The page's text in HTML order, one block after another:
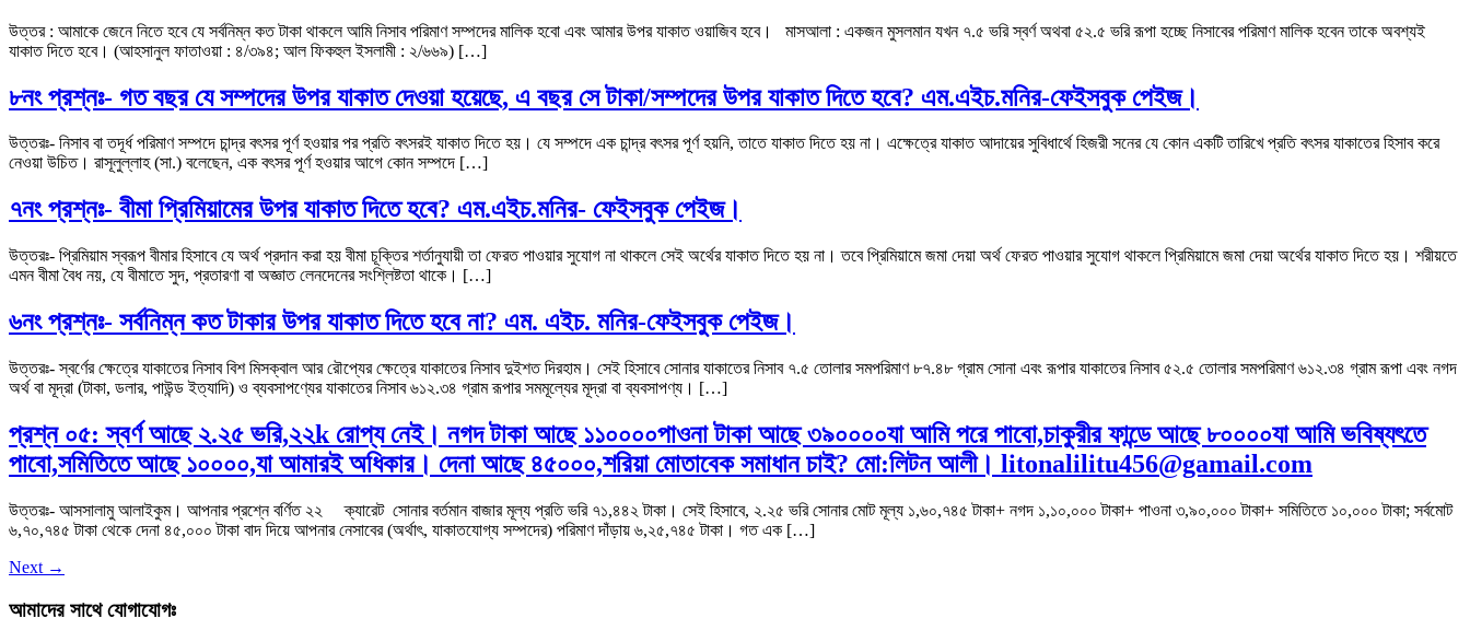
উত্তর : আমাকে জেনে নিতে হবে যে সর্বনিম্ন কত টাকা থাকলে আমি নিসাব পরিমাণ সম্পদের মালিক হবো এবং আমার উপর যাকাত ওয়াজিব হবে। মাসআলা : একজন মুসলমান যখন ৭.৫ ভরি স্বর্ণ অথবা ৫২.৫ ভরি রূপা হচ্ছে নিসাবের পরিমাণ মালিক হবেন তাকে অবশ্যই
যাকাত দিতে হবে। (আহসানুল ফাতাওয়া : ৪/৩৯৪; আল ফিকহুল ইসলামী : ২/৬৬৯) […]
৮নং প্রশ্নঃ- গত বছর যে সম্পদের উপর যাকাত দেওয়া হয়েছে, এ বছর সে টাকা/সম্পদের উপর যাকাত দিতে হবে? এম.এইচ.মনির-ফেইসবুক পেইজ।
উত্তরঃ- নিসাব বা তদূর্ধ পরিমাণ সম্পদে চান্দ্র বৎসর পূর্ণ হওয়ার পর প্রতি বৎসরই যাকাত দিতে হয়। যে সম্পদে এক চান্দ্র বৎসর পূর্ণ হয়নি, তাতে যাকাত দিতে হয় না। এক্ষেত্রে যাকাত আদায়ের সুবিধার্থে হিজরী সনের যে কোন একটি তারিখে প্রতি বৎসর যাকাতের হিসাব করে
নেওয়া উচিত। রাসূলুল্লাহ (সা.) বলেছেন, এক বৎসর পূর্ণ হওয়ার আগে কোন সম্পদে […]
৭নং প্রশ্নঃ- বীমা প্রিমিয়ামের উপর যাকাত দিতে হবে? এম.এইচ.মনির- ফেইসবুক পেইজ।
উত্তরঃ- প্রিমিয়াম স্বরূপ বীমার হিসাবে যে অর্থ প্রদান করা হয় বীমা চূক্তির শর্তানুযায়ী তা ফেরত পাওয়ার সুযোগ না থাকলে সেই অর্থের যাকাত দিতে হয় না। তবে প্রিমিয়ামে জমা দেয়া অর্থ ফেরত পাওয়ার সুযোগ থাকলে প্রিমিয়ামে জমা দেয়া অর্থের যাকাত দিতে হয়। শরীয়তে
এমন বীমা বৈধ নয়, যে বীমাতে সুদ, প্রতারণা বা অজ্ঞাত লেনদেনের সংশ্লিষ্টতা থাকে। […]
৬নং প্রশ্নঃ- সর্বনিম্ন কত টাকার উপর যাকাত দিতে হবে না? এম. এইচ. মনির-ফেইসবুক পেইজ।
উত্তরঃ- স্বর্ণের ক্ষেত্রে যাকাতের নিসাব বিশ মিসক্বাল আর রৌপ্যের ক্ষেত্রে যাকাতের নিসাব দুইশত দিরহাম। সেই হিসাবে সোনার যাকাতের নিসাব ৭.৫ তোলার সমপরিমাণ ৮৭.৪৮ গ্রাম সোনা এবং রূপার যাকাতের নিসাব ৫২.৫ তোলার সমপরিমাণ ৬১২.৩৪ গ্রাম রূপা এবং নগদ
অর্থ বা মূদ্রা (টাকা, ডলার, পাউন্ড ইত্যাদি) ও ব্যবসাপণ্যের যাকাতের নিসাব ৬১২.৩৪ গ্রাম রূপার সমমূল্যের মূদ্রা বা ব্যবসাপণ্য। […]
প্রশ্ন ০৫: স্বর্ণ আছে ২.২৫ ভরি,২২k রোপ্য নেই। নগদ টাকা আছে ১১০০০০পাওনা টাকা আছে ৩৯০০০০যা আমি পরে পাবো,চাকুরীর ফান্ডে আছে ৮০০০০যা আমি ভবিষ্যৎতে
পাবো,সমিতিতে আছে ১০০০০,যা আমারই অধিকার। দেনা আছে ৪৫০০০,শরিয়া মোতাবেক সমাধান চাই? মো:লিটন আলী। litonalilitu456@gamail.com
উত্তরঃ- আসসালামু আলাইকুম। আপনার প্রশ্নে বর্ণিত ২২ ক্যারেট সোনার বর্তমান বাজার মূল্য প্রতি ভরি ৭১,৪৪২ টাকা। সেই হিসাবে, ২.২৫ ভরি সোনার মোট মূল্য ১,৬০,৭৪৫ টাকা+ নগদ ১,১০,০০০ টাকা+ পাওনা ৩,৯০,০০০ টাকা+ সমিতিতে ১০,০০০ টাকা; সর্বমোট
৬,৭০,৭৪৫ টাকা থেকে দেনা ৪৫,০০০ টাকা বাদ দিয়ে আপনার নেসাবের (অর্থাৎ, যাকাতযোগ্য সম্পদের) পরিমাণ দাঁড়ায় ৬,২৫,৭৪৫ টাকা। গত এক […]
Next →
আমাদের সাথে যোগাযোগঃ